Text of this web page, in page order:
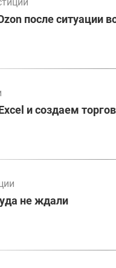
после ситуации
и создаем
не ждали